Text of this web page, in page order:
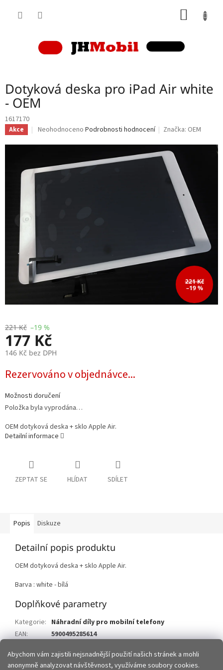
Abychom vám zajistili nejsnadnější použití našich stránek a mohli
anonymně analyzovat návštěvnost, využíváme soubory cookies.
Dotyková deska pro iPad Air white
- OEM
1617170
Akce
Průměrné
produktu
0,0
z
Neohodnoceno Podrobnosti hodnocení Značka: OEM
221 Kč
–19 %
221 Kč –19 %
177 Kč
146 Kč bez DPH
cena:
Rezervováno v objednávce...
Možnosti doručení
Položka byla vyprodána…
OEM dotyková deska + sklo Apple Air.
Detailní informace
ZEPTAT SE HLÍDAT SDÍLET
Popis Diskuze
Detailní popis produktu
OEM dotyková deska + sklo Apple Air.
Barva : white - bílá
Doplňkové parametry
Kategorie: Náhradní díly pro mobilní telefony
EAN:
5900495285614